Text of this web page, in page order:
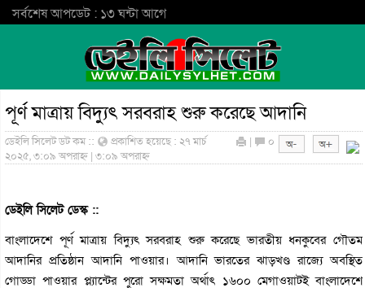
সর্বশেষ আপডেট : ১৩ ঘন্টা আগে
পূর্ণ মাত্রায় বিদ্যুৎ সরবরাহ শুরু করেছে আদানি
ডেইলি সিলেট ডট কম ::
প্রকাশিত হয়েছে : ২৭ মার্চ
২০২৫, ৩:০৯ অপরাহ্ন | ৩:০৯ অপরাহ্ন
| ০
ডেইলি সিলেট ডেস্ক ::
বাংলাদেশে পূর্ণ মাত্রায় বিদ্যুৎ সরবরাহ শুরু করেছে ভারতীয় ধনকুবের গৌতম
আদানির প্রতিষ্ঠান আদানি পাওয়ার। আদানি ভারতের ঝাড়খণ্ড রাজ্যে অবস্থিত
গোড্ডা পাওয়ার প্ল্যান্টের পুরো সক্ষমতা অর্থাৎ ১৬০০ মেগাওয়াটই বাংলাদেশে